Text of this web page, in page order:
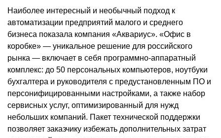
Наиболее интересный и необычный подход к
автоматизации предприятий малого и среднего
бизнеса показала компания «Аквариус». «Офис в
коробке» — уникальное решение для российского
рынка — включает в себя программно-аппаратный
комплекс: до 50 персональных компьютеров, ноутбуки
бухгалтера и руководителя с предустановленным ПО и
персонифицированными настройками, а также набор
сервисных услуг, оптимизированный для нужд
небольших компаний. Пакет технической поддержки
позволяет заказчику избежать дополнительных затрат